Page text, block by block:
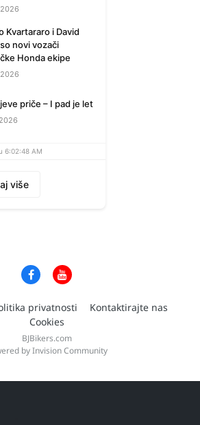
Kvartararo i David
novi vozači
Honda ekipe
priče – I pad je let
6:02:48 AM
više
privatnosti
Kontaktirajte nas
Cookies
BJBikers.com
by Invision Community